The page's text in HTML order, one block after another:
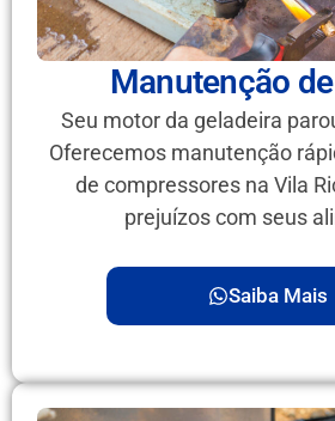
Manutenção
Seu motor da geladeira
Oferecemos manutenção
de compressores na Vila
prejuízos com seus
Saiba Mais